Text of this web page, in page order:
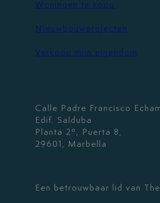
Woningen te koop
Nieuwbouwprojecten
Verkoop mijn eigendom
Calle Padre Francisco
Edif. Salduba
Planta 2º, Puerta 8,
29601, Marbella
Een betrouwbaar lid van